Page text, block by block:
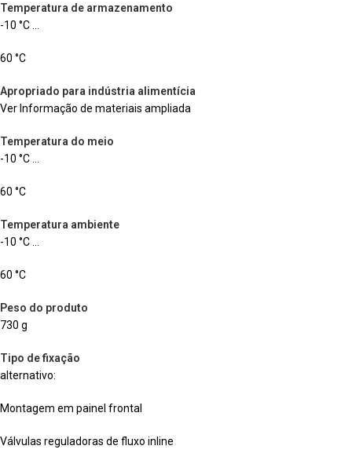
Temperatura de armazenamento
-10 °C …
60 °C
Apropriado para indústria alimentícia
Ver Informação de materiais ampliada
Temperatura do meio
-10 °C …
60 °C
Temperatura ambiente
-10 °C …
60 °C
Peso do produto
730 g
Tipo de fixação
alternativo:
Montagem em painel frontal
Válvulas reguladoras de fluxo inline